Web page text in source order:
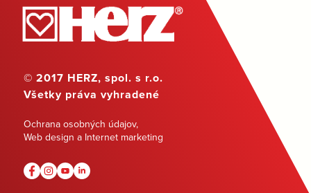
© 2017 HERZ, spol. s r.o.
Všetky práva vyhradené
Ochrana osobných údajov,
Web design a Internet marketing